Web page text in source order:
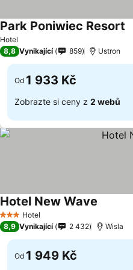
Hotel
Park Poniwiec Resort
8,8 Vynikající 859 Ustron
Od 1 933 Kč
Zobrazte si ceny z 2 webů
3 Počet hvězdiček
Hotel
Hotel New Wave
8,9 Vynikající 2 432 Wisla
Od 1 949 Kč